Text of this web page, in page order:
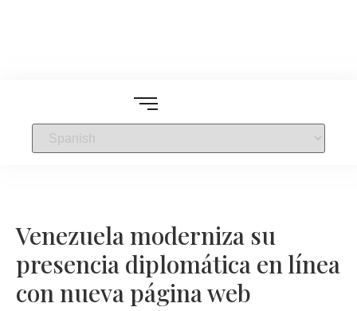
Venezuela moderniza su
presencia diplomática en línea
con nueva página web